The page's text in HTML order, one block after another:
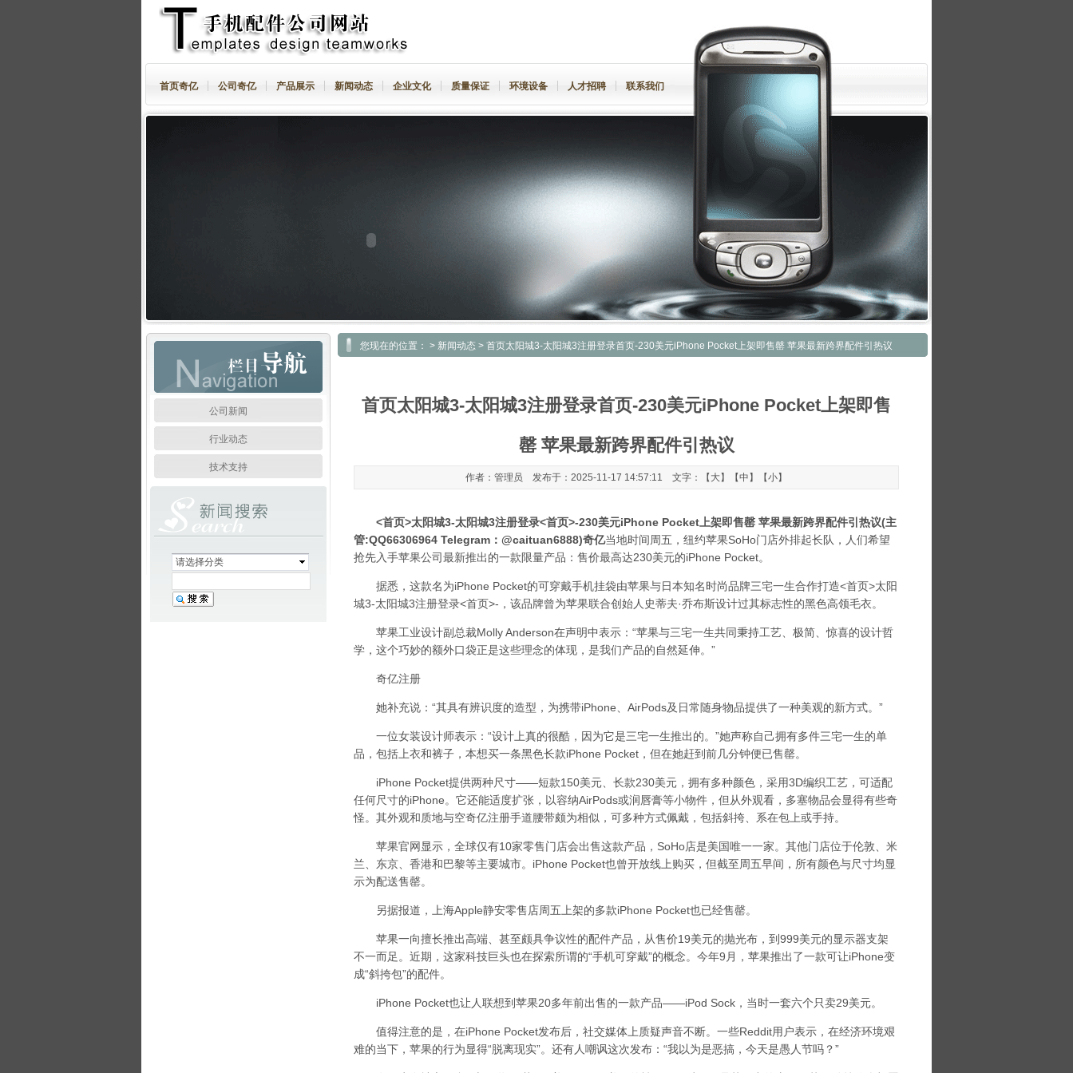
首页奇亿 公司奇亿 产品展示 新闻动态 企业文化 质量保证 环境设备 人才招聘 联系我们
您现在的位置： > 新闻动态 > 首页太阳城3-太阳城3注册登录首页-230美元iPhone Pocket上架即售罄 苹果最新跨界配件引热议
请选择分类
公司新闻
行业动态
技术支持
首页太阳城3-太阳城3注册登录首页-230美元iPhone Pocket上架即售
罄 苹果最新跨界配件引热议
作者：管理员 发布于：2025-11-17 14:57:11 文字：【 大】【中 】【小】
<首页>太阳城3-太阳城3注册登录<首页>-230美元iPhone Pocket上架即售罄 苹果最新跨界配件引热议(主
管:QQ66306964 Telegram：@caituan6888)奇亿当地时间周五，纽约苹果SoHo门店外排起长队，人们希望
抢先入手苹果公司最新推出的一款限量产品：售价最高达230美元的iPhone Pocket。
据悉，这款名为iPhone Pocket的可穿戴手机挂袋由苹果与日本知名时尚品牌三宅一生合作打造<首页>太阳
城3-太阳城3注册登录<首页>-，该品牌曾为苹果联合创始人史蒂夫·乔布斯设计过其标志性的黑色高领毛衣。
苹果工业设计副总裁Molly Anderson在声明中表示：“苹果与三宅一生共同秉持工艺、极简、惊喜的设计哲
学，这个巧妙的额外口袋正是这些理念的体现，是我们产品的自然延伸。”
奇亿注册
她补充说：“其具有辨识度的造型，为携带iPhone、AirPods及日常随身物品提供了一种美观的新方式。”
一位女装设计师表示：“设计上真的很酷，因为它是三宅一生推出的。”她声称自己拥有多件三宅一生的单
品，包括上衣和裤子，本想买一条黑色长款iPhone Pocket，但在她赶到前几分钟便已售罄。
iPhone Pocket提供两种尺寸——短款150美元、长款230美元，拥有多种颜色，采用3D编织工艺，可适配
任何尺寸的iPhone。它还能适度扩张，以容纳AirPods或润唇膏等小物件，但从外观看，多塞物品会显得有些奇
怪。其外观和质地与空奇亿注册手道腰带颇为相似，可多种方式佩戴，包括斜挎、系在包上或手持。
苹果官网显示，全球仅有10家零售门店会出售这款产品，SoHo店是美国唯一一家。其他门店位于伦敦、米
兰、东京、香港和巴黎等主要城市。iPhone Pocket也曾开放线上购买，但截至周五早间，所有颜色与尺寸均显
示为配送售罄。
另据报道，上海Apple静安零售店周五上架的多款iPhone Pocket也已经售罄。
苹果一向擅长推出高端、甚至颇具争议性的配件产品，从售价19美元的抛光布，到999美元的显示器支架
不一而足。近期，这家科技巨头也在探索所谓的“手机可穿戴”的概念。今年9月，苹果推出了一款可让iPhone变
成“斜挎包”的配件。
iPhone Pocket也让人联想到苹果20多年前出售的一款产品——iPod Sock，当时一套六个只卖29美元。
值得注意的是，在iPhone Pocket发布后，社交媒体上质疑声音不断。一些Reddit用户表示，在经济环境艰
难的当下，苹果的行为显得“脱离现实”。还有人嘲讽这次发布：“我以为是恶搞，今天是愚人节吗？”